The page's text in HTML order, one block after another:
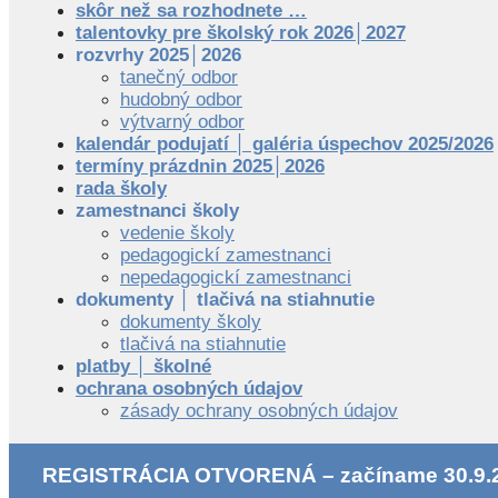
skôr než sa rozhodnete …
talentovky pre školský rok 2026│2027
rozvrhy 2025│2026
tanečný odbor
hudobný odbor
výtvarný odbor
kalendár podujatí │ galéria úspechov 2025/2026
termíny prázdnin 2025│2026
rada školy
zamestnanci školy
vedenie školy
pedagogickí zamestnanci
nepedagogickí zamestnanci
dokumenty │ tlačivá na stiahnutie
dokumenty školy
tlačivá na stiahnutie
platby │ školné
ochrana osobných údajov
zásady ochrany osobných údajov
REGISTRÁCIA OTVORENÁ – začíname